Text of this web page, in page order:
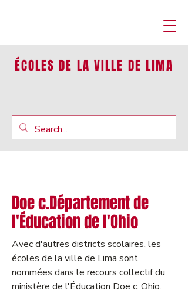
ÉCOLES DE LA VILLE DE LIMA
Doe c.Département de
l'Éducation de l'Ohio
Avec d'autres districts scolaires, les
écoles de la ville de Lima sont
nommées dans le recours collectif du
ministère de l'Éducation Doe c. Ohio.